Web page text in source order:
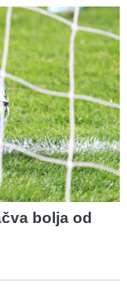
bolja od